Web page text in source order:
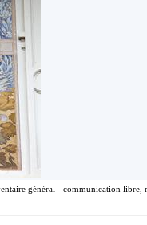
général - communication libre,